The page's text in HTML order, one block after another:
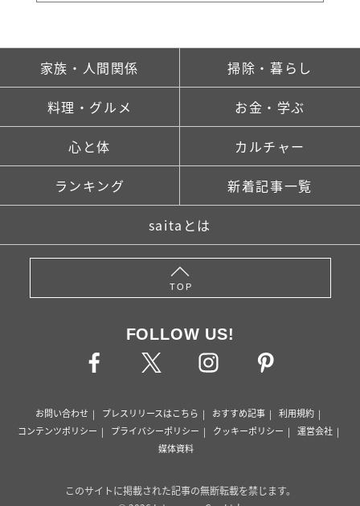
家族・人間関係 掃除・暮らし
料理・グルメ お金・学ぶ
心と体 カルチャー
ランキング 新着記事一覧
saitaとは
TOP
FOLLOW US!
お問い合わせ プレスリリースはこちら おすすめ記事
利用規約
コンテンツポリシー
プライバシーポリシー クッキーポリシー
運営会社
媒体資料
このサイトに掲載された記事の無断転載を禁じます。